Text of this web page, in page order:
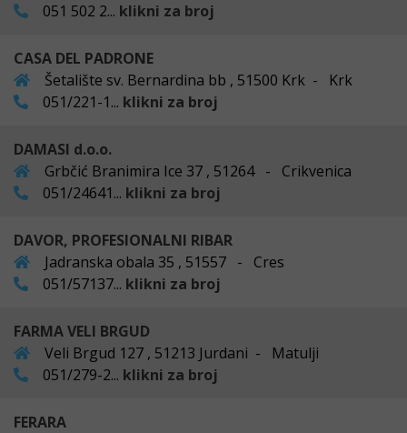
051 502 2... klikni za broj
CASA DEL PADRONE
Šetalište sv. Bernardina bb , 51500 Krk - Krk
051/221-1... klikni za broj
DAMASI d.o.o.
Grbčić Branimira Ice 37 , 51264 - Crikvenica
051/24641... klikni za broj
DAVOR, PROFESIONALNI RIBAR
Jadranska obala 35 , 51557 - Cres
051/57137... klikni za broj
FARMA VELI BRGUD
Veli Brgud 127 , 51213 Jurdani - Matulji
051/279-2... klikni za broj
FERARA